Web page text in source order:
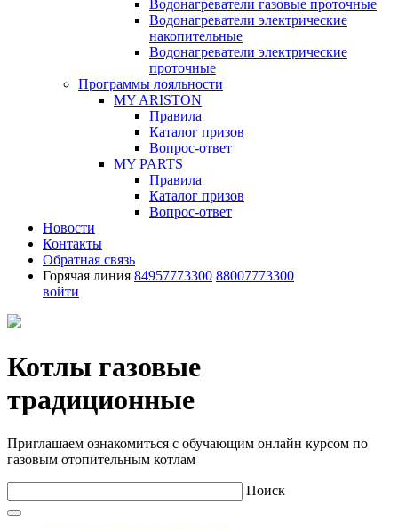
Водонагреватели газовые проточные
Водонагреватели электрические
накопительные
Водонагреватели электрические
проточные
Программы лояльности
MY ARISTON
Правила
Каталог призов
Вопрос-ответ
MY PARTS
Правила
Каталог призов
Вопрос-ответ
Новости
Контакты
Обратная связь
Горячая линия 84957773300 88007773300
войти
Котлы газовые
традиционные
Приглашаем ознакомиться с обучающим онлайн курсом по
газовым отопительным котлам
Поиск